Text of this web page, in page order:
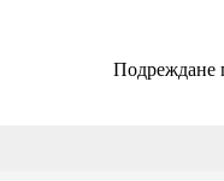
Подреждане